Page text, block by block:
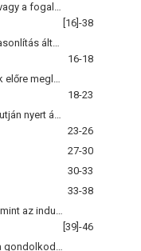
[16]-38
16-18
18-23
23-26
27-30
30-33
33-38
[39]-46